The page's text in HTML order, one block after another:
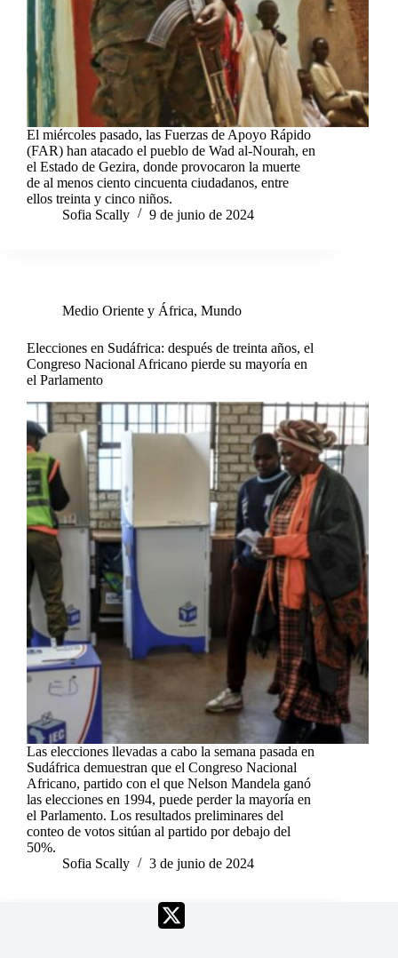
El miércoles pasado, las Fuerzas de Apoyo Rápido
(FAR) han atacado el pueblo de Wad al-Nourah, en
el Estado de Gezira, donde provocaron la muerte
de al menos ciento cincuenta ciudadanos, entre
ellos treinta y cinco niños.
Sofia Scally
9 de junio de 2024
Medio Oriente y África, Mundo
Elecciones en Sudáfrica: después de treinta años, el
Congreso Nacional Africano pierde su mayoría en
el Parlamento
Las elecciones llevadas a cabo la semana pasada en
Sudáfrica demuestran que el Congreso Nacional
Africano, partido con el que Nelson Mandela ganó
las elecciones en 1994, puede perder la mayoría en
el Parlamento. Los resultados preliminares del
conteo de votos sitúan al partido por debajo del
50%.
Sofia Scally
3 de junio de 2024